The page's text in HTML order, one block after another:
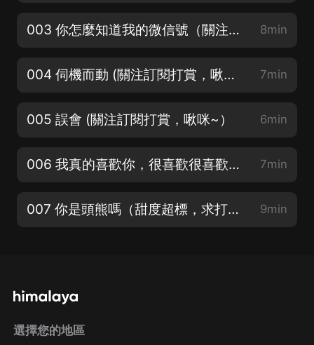
003 你怎麼知道我的微信號（關注訂閱打賞，啾咪~） 8min
004 伺機而動 (關注訂閱打賞，啾咪~） 7min
005 誤會 (關注訂閱打賞，啾咪~） 6min
006 我真的喜歡你，很喜歡很喜歡你 (關注訂閱打賞，啾咪~） 7min
007 你是頭熊嗎（甜度超標，求打賞~） 9min
選擇您的地區